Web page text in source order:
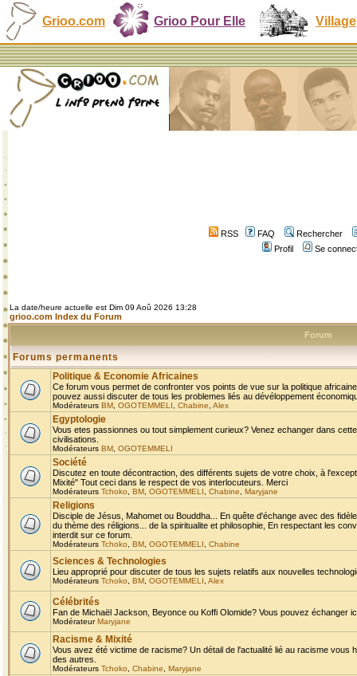
Grioo.com Grioo Pour Elle Village
RSS FAQ
Rechercher
Profil
Se
La date/heure actuelle est Dim 09 Aoû 2026 13:28
grioo.com Index du Forum
Forum
Forums permanents
Politique & Economie Africaines
Ce forum vous permet de confronter vos points de vue sur la politique
pouvez aussi discuter de tous les problemes liés au dévéloppement
Modérateurs BM OGOTEMMELI Chabine Alex
Egyptologie
Vous etes passionnes ou tout simplement curieux? Venez echanger dans
civilisations.
Modérateurs BM OGOTEMMELI
Société
Discutez en toute décontraction, des différents sujets de votre choix, à
Mixité" Tout ceci dans le respect de vos interlocuteurs. Merci
Modérateurs Tchoko BM OGOTEMMELI Chabine Maryjane
Religions
Disciple de Jésus, Mahomet ou Bouddha... En quête d'échange avec des
du thème des réligions... de la spiritualite et philosophie, En respectant les
interdit sur ce forum.
Modérateurs Tchoko BM OGOTEMMELI Chabine
Sciences & Technologies
Lieu approprié pour discuter de tous les sujets relatifs aux nouvelles
Modérateurs Tchoko BM OGOTEMMELI Alex
Célébrités
Fan de Michaël Jackson, Beyonce ou Koffi Olomide? Vous pouvez échanger
ModérateurMaryjane
Racisme & Mixité
Vous avez été victime de racisme? Un détail de l'actualité lié au racisme
des autres.
Modérateurs Tchoko Chabine Maryjane